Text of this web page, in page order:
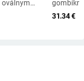
oválnym
a gombíkmi
alebo
31.34€